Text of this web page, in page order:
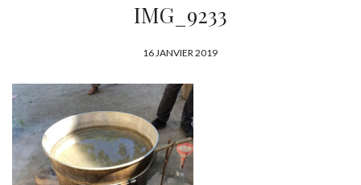
IMG_9233
P
B
L
I
É
L
16 JANVIER 2019